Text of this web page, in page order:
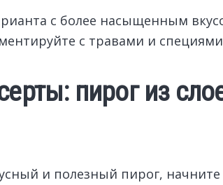
с более насыщенным
с травами и
пирог из
и полезный пирог, начните